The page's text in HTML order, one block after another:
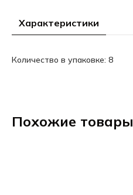
Характеристики
Количество в упаковке: 8
Похожие товары